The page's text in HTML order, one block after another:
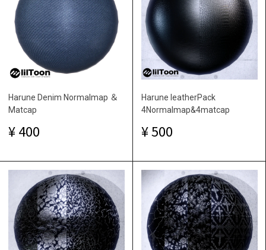
Harune Denim Normalmap ＆
Matcap
400
Harune leatherPack
4Normalmap&4matcap
500